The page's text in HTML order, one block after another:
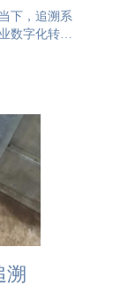
下，追溯系
数字化转型
一、核心能
溯